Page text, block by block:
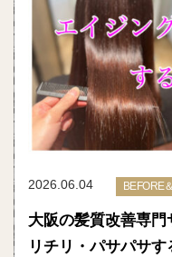
2026.06.04 BEFORE
大阪の髪質改善専
リチリ・パサパサ